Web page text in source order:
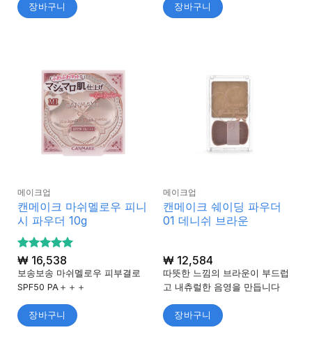
장바구니 장바구니
메이크업
캔메이크 마쉬멜로우 피니
시 파우더 10g
5 중에서
5로 평가
됨
₩16,538
보송보송 마쉬멜로우 피부결로
SPF50 PA＋＋＋
장바구니
메이크업
캔메이크 쉐이딩 파우더
01 데니쉬 브라운
₩12,584
따뜻한 느낌의 브라운이 부드럽
고 내츄럴한 음영을 만듭니다
장바구니